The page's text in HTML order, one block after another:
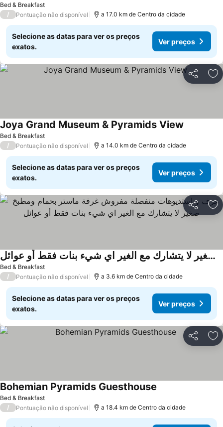
Bed & Breakfast
/ Pontuação não disponível a 17.0 km de Centro da cidade
Selecione as datas para ver os preços
exatos.
Ver preços
Partilhar
Bed & Breakfast
Joya Grand Museum & Pyramids View
/ Pontuação não disponível a 14.0 km de Centro da cidade
Selecione as datas para ver os preços
exatos.
Ver preços
Partilhar
Bed & Breakfast
غرف و استديوهات منفصلة مفروش غرفة ماستر بحمام ومطبخ صغير لا يتشارك مع الغير اي شيء بنات فقط أو عوائل
/ Pontuação não disponível a 3.6 km de Centro da cidade
Selecione as datas para ver os preços
exatos.
Ver preços
Partilhar
Bed & Breakfast
Bohemian Pyramids Guesthouse
/ Pontuação não disponível a 18.4 km de Centro da cidade